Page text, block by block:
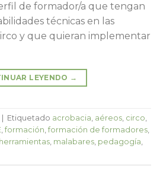
de formador/a que tengan
técnicas en las
y que quieran implementar
LEYENDO →
Etiquetado acrobacia, aéreos, circo,
, formación, formación de formadores,
herramientas, malabares, pedagogía,